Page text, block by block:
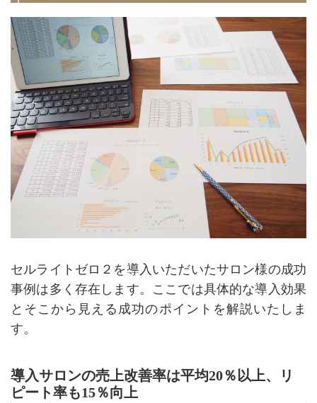
セルライトゼロ２を導入いただいたサロン様の成功
事例は多く存在します。ここでは具体的な導入効果
とそこから見える成功のポイントを解説いたしま
す。
導入サロンの売上改善率は平均20％以上、リ
ピート率も15％向上